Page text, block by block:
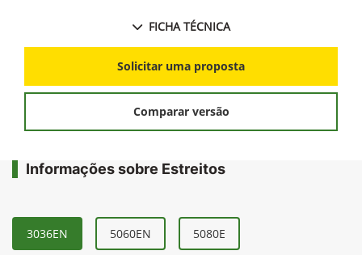
FICHA TÉCNICA
Solicitar uma proposta
Comparar versão
Informações sobre Estreitos
3036EN 5060EN 5080E